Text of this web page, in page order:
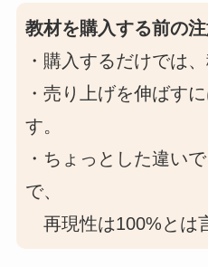
教材を購入する前の
・購入するだけでは
・売り上げを伸ばす
す。
・ちょっとした違い
で、
再現性は100%とは